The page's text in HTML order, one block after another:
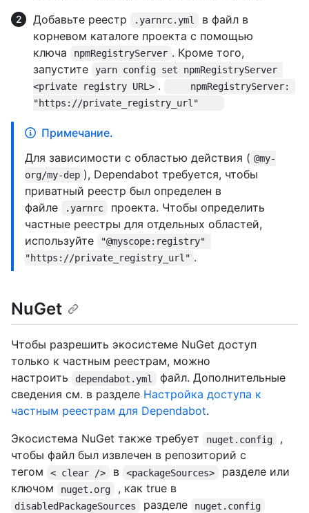
Добавьте реестр
.yarnrc.yml
в файл в
корневом каталоге проекта с помощью
ключа
npmRegistryServer . Кроме того,
запустите
yarn config set npmRegistryServer
<private registry URL> .
    npmRegistryServer:
"https://private_registry_url"
Примечание.
Для зависимости с областью действия ( @my-
org/my-dep ), Dependabot требуется, чтобы
приватный реестр был определен в
файле
.yarnrc
проекта. Чтобы определить
частные реестры для отдельных областей,
используйте
"@myscope:registry"
"https://private_registry_url" .
NuGet
Чтобы разрешить экосистеме NuGet доступ
только к частным реестрам, можно
настроить
dependabot.yml
файл. Дополнительные
сведения см. в разделе Настройка доступа к
частным реестрам для Dependabot.
Экосистема NuGet также требует
nuget.config
,
чтобы файл был извлечен в репозиторий с
тегом
< clear /> в <packageSources>
разделе или
ключом
nuget.org , как true в
disabledPackageSources разделе nuget.config